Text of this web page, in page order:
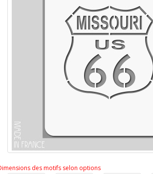
des motifs selon options